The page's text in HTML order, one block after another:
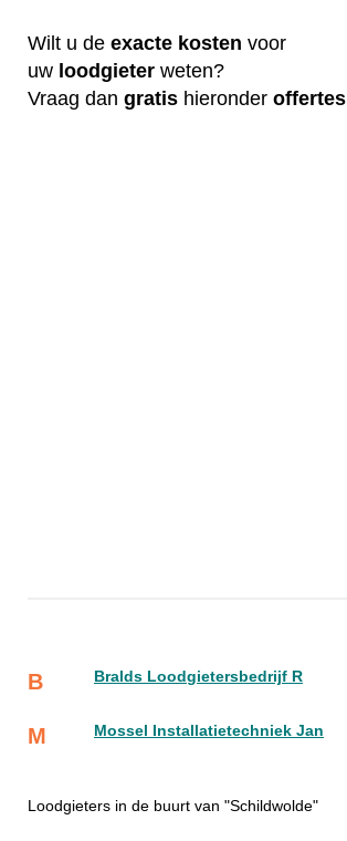
Wilt u de exacte kosten voor
uw loodgieter weten?
Vraag dan gratis hieronder offertes
B Bralds Loodgietersbedrijf R
M Mossel Installatietechniek Jan
Loodgieters in de buurt van "Schildwolde"